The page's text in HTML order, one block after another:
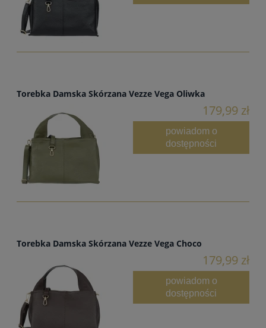
Torebka Damska Skórzana Vezze Vega Oliwka
179,99 zł
powiadom o
dostępności
Torebka Damska Skórzana Vezze Vega Choco
179,99 zł
powiadom o
dostępności